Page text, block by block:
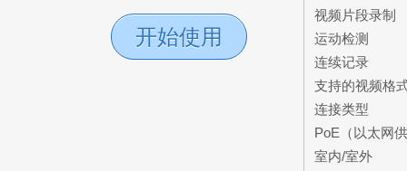
开始使用
视频片段录制
运动检测
连续记录
支持的视频格
连接类型
PoE（以太网
室内/室外